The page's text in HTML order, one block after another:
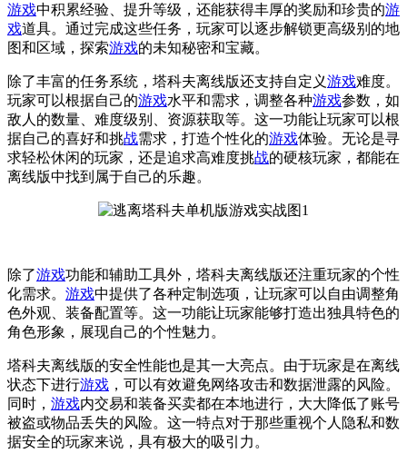
游戏中积累经验、提升等级，还能获得丰厚的奖励和珍贵的游
戏道具。通过完成这些任务，玩家可以逐步解锁更高级别的地
图和区域，探索游戏的未知秘密和宝藏。
除了丰富的任务系统，塔科夫离线版还支持自定义游戏难度。
玩家可以根据自己的游戏水平和需求，调整各种游戏参数，如
敌人的数量、难度级别、资源获取等。这一功能让玩家可以根
据自己的喜好和挑战需求，打造个性化的游戏体验。无论是寻
求轻松休闲的玩家，还是追求高难度挑战的硬核玩家，都能在
离线版中找到属于自己的乐趣。
除了游戏功能和辅助工具外，塔科夫离线版还注重玩家的个性
化需求。 游戏中提供了各种定制选项，让玩家可以自由调整角
色外观、装备配置等。这一功能让玩家能够打造出独具特色的
角色形象，展现自己的个性魅力。
塔科夫离线版的安全性能也是其一大亮点。由于玩家是在离线
状态下进行游戏 ，可以有效避免网络攻击和数据泄露的风险。
同时， 游戏内交易和装备买卖都在本地进行，大大降低了账号
被盗或物品丢失的风险。这一特点对于那些重视个人隐私和数
据安全的玩家来说，具有极大的吸引力。